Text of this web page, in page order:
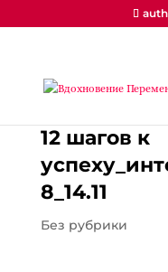
12 шагов к
8_14.11
Без рубрики